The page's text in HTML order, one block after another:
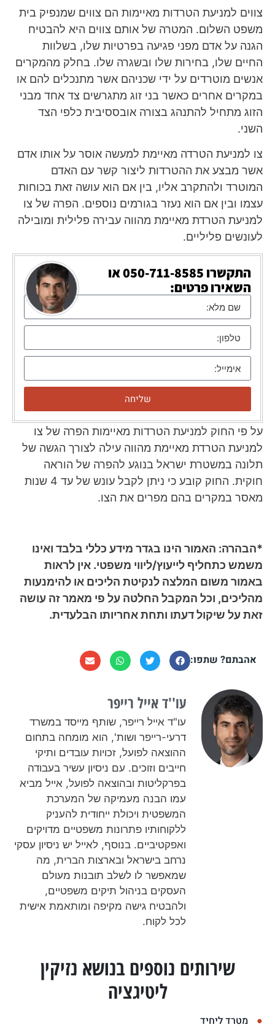
צווים למניעת הטרדות מאיימות הם צווים שמנפיק בית
משפט השלום. המטרה של אותם צווים היא להבטיח
הגנה על אדם מפני פגיעה בפרטיות שלו, בשלוות
החיים שלו, בחירות שלו ובשגרה שלו. בחלק מהמקרים
אנשים מוטרדים על ידי שכניהם אשר מתנכלים להם או
במקרים אחרים כאשר בני זוג מתגרשים צד אחד מבני
הזוג מתחיל להתנהג בצורה אובססיבית כלפי הצד
השני.
צו למניעת הטרדה מאיימת למעשה אוסר על אותו אדם
אשר מבצע את ההטרדות ליצור קשר עם האדם
המוטרד ולהתקרב אליו, בין אם הוא עושה זאת בכוחות
עצמו ובין אם הוא נעזר בגורמים נוספים. הפרה של צו
למניעת הטרדת מאיימת מהווה עבירה פלילית ומובילה
לעונשים פליליים.
התקשרו 050-711-8585או
השאירו פרטים:
שליחה
על פי החוק למניעת הטרדות מאיימות הפרה של צו
למניעת הטרדת מאיימת מהווה עילה לצורך הגשה של
תלונה במשטרת ישראל בנוגע להפרה של הוראה
חוקית. החוק קובע כי ניתן לקבל עונש של עד 4 שנות
מאסר במקרים בהם מפרים את הצו.
*הבהרה: האמור הינו בגדר מידע כללי בלבד ואינו
משמש כתחליף לייעוץ/ליווי משפטי. אין לראות
באמור משום המלצה לנקיטת הליכים או להימנעות
מהליכים, וכל המקבל החלטה על פי מאמר זה עושה
זאת על שיקול דעתו ותחת אחריותו הבלעדית.
אהבתם? שתפו:
עו''ד אייל רייפר​
עו"ד אייל רייפר, שותף מייסד במשרד
דרעי-רייפר ושות', הוא מומחה בתחום
ההוצאה לפועל, זכויות עובדים ותיקי
חייבים וזוכים. עם ניסיון עשיר בעבודה
בפרקליטות ובהוצאה לפועל, אייל מביא
עמו הבנה מעמיקה של המערכת
המשפטית ויכולת ייחודית להעניק
ללקוחותיו פתרונות משפטיים מדויקים
ואפקטיביים. בנוסף, לאייל יש ניסיון עסקי
נרחב בישראל ובארצות הברית, מה
שמאפשר לו לשלב תובנות מעולם
העסקים בניהול תיקים משפטיים,
ולהבטיח גישה מקיפה ומותאמת אישית
לכל לקוח.
שירותים נוספים בנושא נזיקין
ליטיגציה
מטרד ליחיד